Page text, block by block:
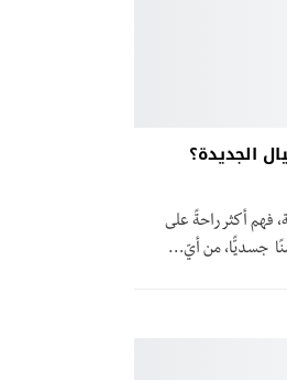
الجديدة؟
فهم أكثر راحةً على
جسديًّا، من أيّ…